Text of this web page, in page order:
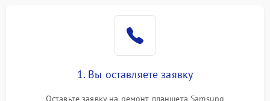
Память и данные1. Вы оставляете заявку
Оставьте заявку на ремонт планшета Samsung